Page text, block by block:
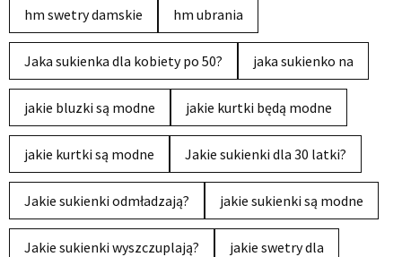
hm swetry damskie hm ubrania
Jaka sukienka dla kobiety po 50? jaka sukienko na
jakie bluzki są modne jakie kurtki będą modne
jakie kurtki są modne Jakie sukienki dla 30 latki?
Jakie sukienki odmładzają? jakie sukienki są modne
Jakie sukienki wyszczuplają? jakie swetry dla